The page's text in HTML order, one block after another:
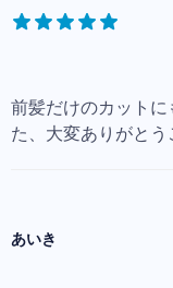
前髪だけのカット
た、大変ありがと
あいき